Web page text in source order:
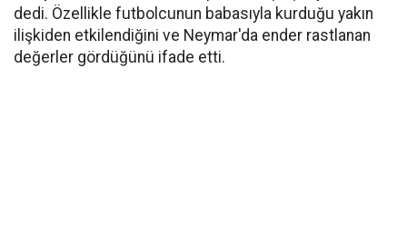
dedi. Özellikle futbolcunun babasıyla kurduğu yakın
ilişkiden etkilendiğini ve Neymar'da ender rastlanan
değerler gördüğünü ifade etti.